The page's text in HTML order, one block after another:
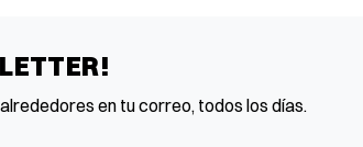
en tu correo, todos los días.